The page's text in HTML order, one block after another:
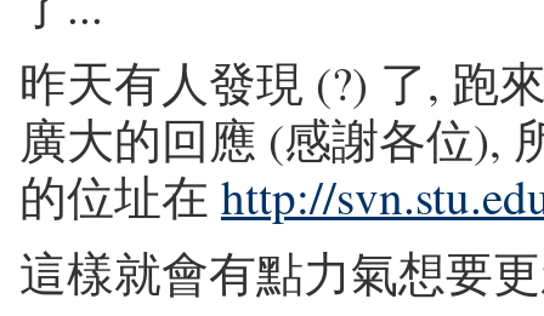
昨天有人發現 (?) 了, 跑
廣大的回應 (感謝各位),
的位址在 http://
這樣就會有點力氣想要